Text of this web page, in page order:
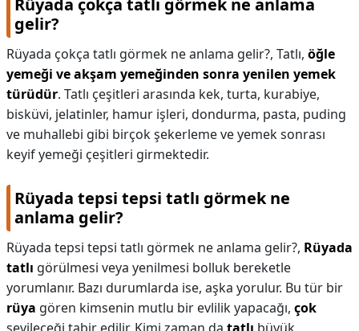
Rüyada çokça tatlı görmek ne anlama
gelir?
Rüyada çokça tatlı görmek ne anlama gelir?, Tatlı, öğle
yemeği ve akşam yemeğinden sonra yenilen yemek
türüdür. Tatlı çeşitleri arasında kek, turta, kurabiye,
bisküvi, jelatinler, hamur işleri, dondurma, pasta, puding
ve muhallebi gibi birçok şekerleme ve yemek sonrası
keyif yemeği çeşitleri girmektedir.
Rüyada tepsi tepsi tatlı görmek ne
anlama gelir?
Rüyada tepsi tepsi tatlı görmek ne anlama gelir?, Rüyada
tatlı görülmesi veya yenilmesi bolluk bereketle
yorumlanır. Bazı durumlarda ise, aşka yorulur. Bu tür bir
rüya gören kimsenin mutlu bir evlilik yapacağı, çok